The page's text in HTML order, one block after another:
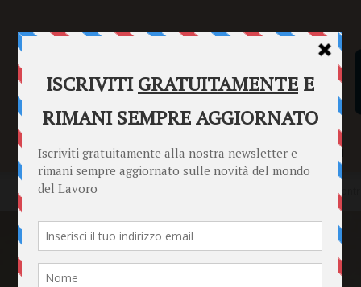
SENTENZE FORMULARI PUNTO INFORMAZIONI
Home News Email, chat e smartphone aziendali: confini del